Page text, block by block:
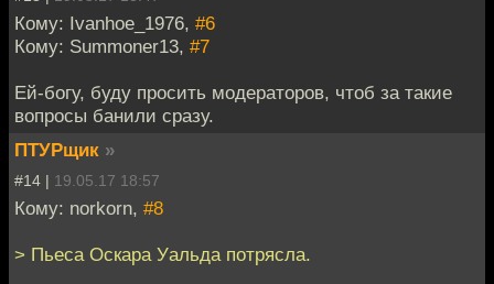
Кому: Ivanhoe_1976, #6
Кому: Summoner13, #7
Ей-богу, буду просить модераторов, чтоб за такие
вопросы банили сразу.
ПТУРщик »
#14 | 19.05.17 18:57
Кому: norkorn, #8
> Пьеса Оскара Уальда потрясла.